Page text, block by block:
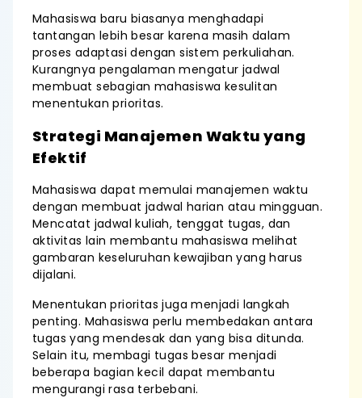
Mahasiswa baru biasanya menghadapi
tantangan lebih besar karena masih dalam
proses adaptasi dengan sistem perkuliahan.
Kurangnya pengalaman mengatur jadwal
membuat sebagian mahasiswa kesulitan
menentukan prioritas.
Strategi Manajemen Waktu yang
Efektif
Mahasiswa dapat memulai manajemen waktu
dengan membuat jadwal harian atau mingguan.
Mencatat jadwal kuliah, tenggat tugas, dan
aktivitas lain membantu mahasiswa melihat
gambaran keseluruhan kewajiban yang harus
dijalani.
Menentukan prioritas juga menjadi langkah
penting. Mahasiswa perlu membedakan antara
tugas yang mendesak dan yang bisa ditunda.
Selain itu, membagi tugas besar menjadi
beberapa bagian kecil dapat membantu
mengurangi rasa terbebani.